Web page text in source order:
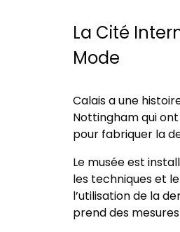
La Cité
Mode
Calais a une
Nottingham qui
pour fabriquer la
Le musée est
les techniques et
l’utilisation de la
prend des